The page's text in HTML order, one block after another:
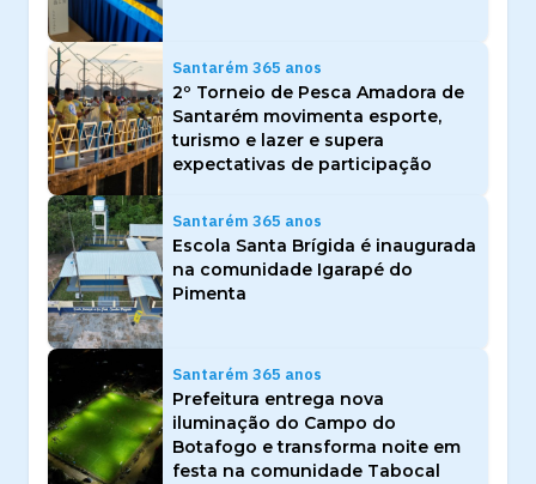
Santarém 365 anos
2º Torneio de Pesca Amadora de
Santarém movimenta esporte,
turismo e lazer e supera
expectativas de participação
Santarém 365 anos
Escola Santa Brígida é inaugurada
na comunidade Igarapé do
Pimenta
Santarém 365 anos
Prefeitura entrega nova
iluminação do Campo do
Botafogo e transforma noite em
festa na comunidade Tabocal